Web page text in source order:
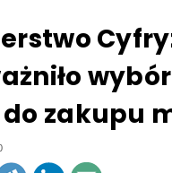
zakupu